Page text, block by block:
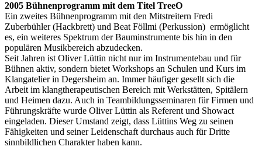
2005 Bühnenprogramm mit dem Titel TreeO
Ein zweites Bühnenprogramm mit den Mitstreitern Fredi
Zuberbühler (Hackbrett) und Beat Föllmi (Perkussion) ermöglicht
es, ein weiteres Spektrum der Bauminstrumente bis hin in den
populären Musikbereich abzudecken.
Seit Jahren ist Oliver Lüttin nicht nur im Instrumentebau und für
Bühnen aktiv, sondern bietet Workshops an Schulen und Kurs im
Klangatelier in Degersheim an. Immer häufiger gesellt sich die
Arbeit im klangtherapeutischen Bereich mit Werkstätten, Spitälern
und Heimen dazu. Auch in Teambildungsseminaren für Firmen und
Führungskräfte wurde Oliver Lüttin als Referent und Showact
eingeladen. Dieser Umstand zeigt, dass Lüttins Weg zu seinen
Fähigkeiten und seiner Leidenschaft durchaus auch für Dritte
sinnbildlichen Charakter haben kann.